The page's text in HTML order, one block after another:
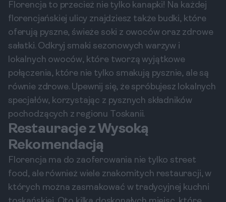
Florencja to przecież nie tylko kanapki! Na każdej
florencjańskiej ulicy znajdziesz także budki, które
oferują pyszne, świeże soki z owoców oraz zdrowe
sałatki. Odkryj smaki sezonowych warzyw i
lokalnych owoców, które tworzą wyjątkowe
połączenia, które nie tylko smakują pysznie, ale są
równie zdrowe. Upewnij się, że spróbujesz lokalnych
specjałów, korzystając z pysznych składników
pochodzących z regionu Toskanii.
Restauracje z Wysoką
Rekomendacją
Florencja ma do zaoferowania nie tylko street
food, ale również wiele znakomitych restauracji, w
których można zasmakować w tradycyjnej kuchni